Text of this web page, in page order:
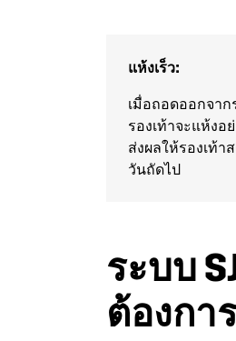
แห้งเร็ว:
เมื่อถอดออกจาก
รองเท้าจะแห้งอ
ส่งผลให้รองเท้
วันถัดไป
ระบบ
ต้องกา